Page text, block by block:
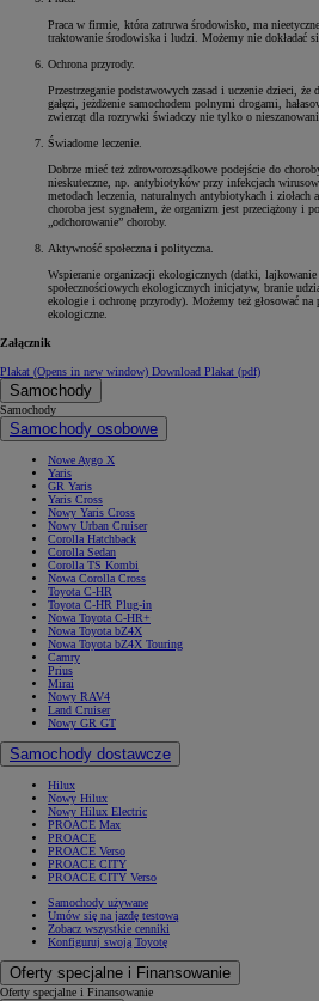
Praca w firmie, która zatruwa środowisko, ma
traktowanie środowiska i ludzi. Możemy nie dokładać
Ochrona przyrody.
Przestrzeganie podstawowych zasad i uczenie dzieci,
gałęzi, jeżdżenie samochodem polnymi drogami,
zwierząt dla rozrywki świadczy nie tylko o
Świadome leczenie.
Dobrze mieć też zdroworozsądkowe podejście do
nieskuteczne, np. antybiotyków przy infekcjach
metodach leczenia, naturalnych antybiotykach i ziołach
choroba jest sygnałem, że organizm jest przeciążony i
„odchorowanie” choroby.
Aktywność społeczna i polityczna.
Wspieranie organizacji ekologicznych (datki,
społecznościowych ekologicznych inicjatyw, branie
ekologie i ochronę przyrody). Możemy też głosować na
ekologiczne.
Załącznik
Plakat (Opens in new window) Download Plakat (pdf)
Samochody
Samochody
Samochody osobowe
Nowe Aygo X
Yaris
GR Yaris
Yaris Cross
Nowy Yaris Cross
Nowy Urban Cruiser
Corolla Hatchback
Corolla Sedan
Corolla TS Kombi
Nowa Corolla Cross
Toyota C-HR
Toyota C-HR Plug-in
Nowa Toyota C-HR+
Nowa Toyota bZ4X
Nowa Toyota bZ4X Touring
Camry
Prius
Mirai
Nowy RAV4
Land Cruiser
Nowy GR GT
Samochody dostawcze
Hilux
Nowy Hilux
Nowy Hilux Electric
PROACE Max
PROACE
PROACE Verso
PROACE CITY
PROACE CITY Verso
Samochody używane
Umów się na jazdę testową
Zobacz wszystkie cenniki
Konfiguruj swoją Toyotę
Oferty specjalne i Finansowanie
Oferty specjalne i Finansowanie